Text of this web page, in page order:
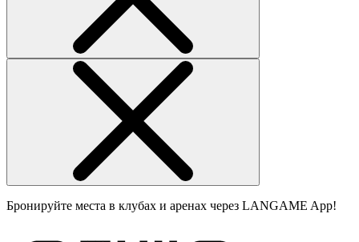
Бронируйте места в клубах и аренах через LANGAME App!